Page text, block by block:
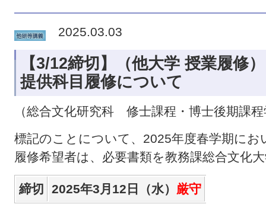
2025.03.03
【3/12締切】（他大学 授業履修
提供科目履修について
（総合文化研究科 修士課程・博士後期課
標記のことについて、2025年度春学期に
履修希望者は、必要書類を教務課総合文化
締切 2025年3月12日（水） 厳守